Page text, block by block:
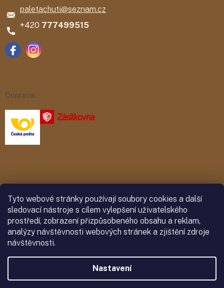
Tyto webové stránky používají soubory cookies a další
sledovací nástroje s cílem vylepšení uživatelského
prostředí, zobrazení přizpůsobeného obsahu a reklam,
analýzy návštěvnosti webových stránek a zjištění zdroje
návštěvnosti.
Nastavení
paletachuti@seznam.cz
777499515
Doprava:
Vytvořil Shoptet